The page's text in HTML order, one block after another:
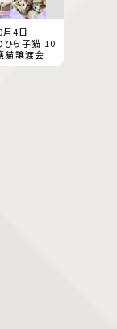
月4日
ひら子猫 10
猫譲渡会